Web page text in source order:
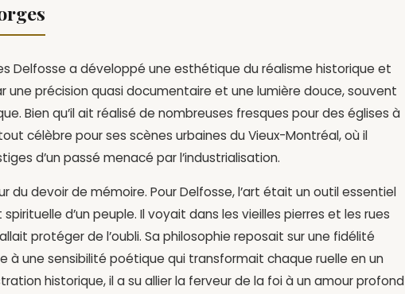
Delfosse a développé une esthétique du réalisme historique et
une précision quasi documentaire et une lumière douce, souvent
Bien qu’il ait réalisé de nombreuses fresques pour des églises à
célèbre pour ses scènes urbaines du Vieux-Montréal, où il
d’un passé menacé par l’industrialisation.
du devoir de mémoire. Pour Delfosse, l’art était un outil essentiel
d’un peuple. Il voyait dans les vieilles pierres et les rues
protéger de l’oubli. Sa philosophie reposait sur une fidélité
à une sensibilité poétique qui transformait chaque ruelle en un
historique, il a su allier la ferveur de la foi à un amour profond